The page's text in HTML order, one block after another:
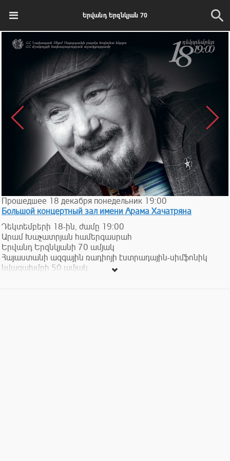
Երվանդ Երզնկյան 70
Прошедшее 18 декабря понедельник 19:00
Большой концертный зал имени Арама Хачатряна
Դեկտեմբերի 18-ին, ժամը 19:00
Արամ Խաչատրյան համերգասրահ
Երվանդ Երզնկյանի 70 ամյակ
Հայաստանի ազգային ռադիոյի էստրադային-սիմֆոնիկ
նվագախմբի 50 ամյակ